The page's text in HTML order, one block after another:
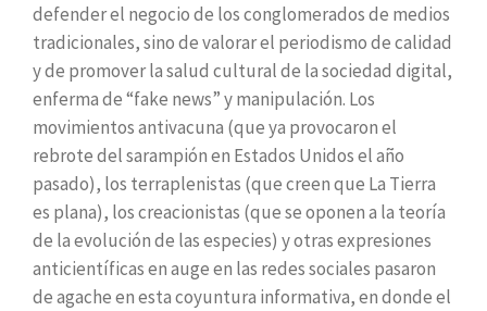
defender el negocio de los conglomerados de medios
tradicionales, sino de valorar el periodismo de calidad
y de promover la salud cultural de la sociedad digital,
enferma de “fake news” y manipulación. Los
movimientos antivacuna (que ya provocaron el
rebrote del sarampión en Estados Unidos el año
pasado), los terraplenistas (que creen que La Tierra
es plana), los creacionistas (que se oponen a la teoría
de la evolución de las especies) y otras expresiones
anticientíficas en auge en las redes sociales pasaron
de agache en esta coyuntura informativa, en donde el